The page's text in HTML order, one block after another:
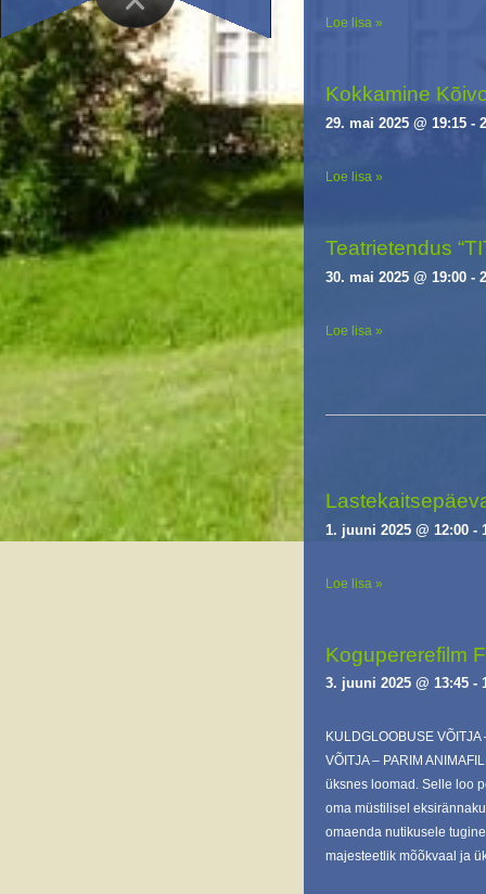
n
Loe lisa »
Kokkamine
29. mai 2025 @ 19:15 -
Loe lisa »
Teatrietendus
30. mai 2025 @ 19:00 -
Loe lisa »
1. juuni 2025 @ 12:00 -
Loe lisa »
Kogupererefilm
3. juuni 2025 @ 13:45 -
KULDGLOOBUSE
VÕITJA – PARIM
üksnes loomad. Selle loo
oma müstilisel
omaenda nutikusele
majesteetlik mõõkvaal ja